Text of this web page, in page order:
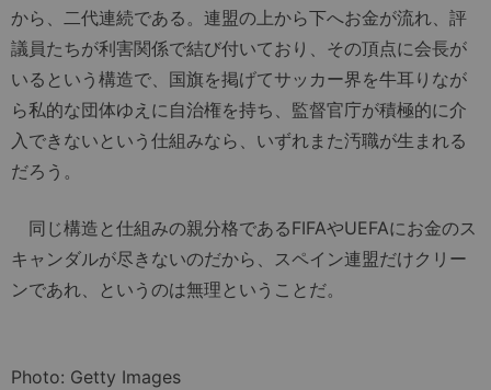
から、二代連続である。連盟の上から下へお金が流れ、評
議員たちが利害関係で結び付いており、その頂点に会長が
いるという構造で、国旗を掲げてサッカー界を牛耳りなが
ら私的な団体ゆえに自治権を持ち、監督官庁が積極的に介
入できないという仕組みなら、いずれまた汚職が生まれる
だろう。
同じ構造と仕組みの親分格であるFIFAやUEFAにお金のス
キャンダルが尽きないのだから、スペイン連盟だけクリー
ンであれ、というのは無理ということだ。
Photo: Getty Images